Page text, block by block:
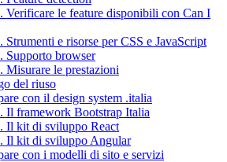
Verificare le feature disponibili con Can I
Strumenti e risorse per CSS e JavaScript
Supporto browser
Misurare le prestazioni
del riuso
con il design system .italia
Il framework Bootstrap Italia
Il kit di sviluppo React
Il kit di sviluppo Angular
con i modelli di sito e servizi